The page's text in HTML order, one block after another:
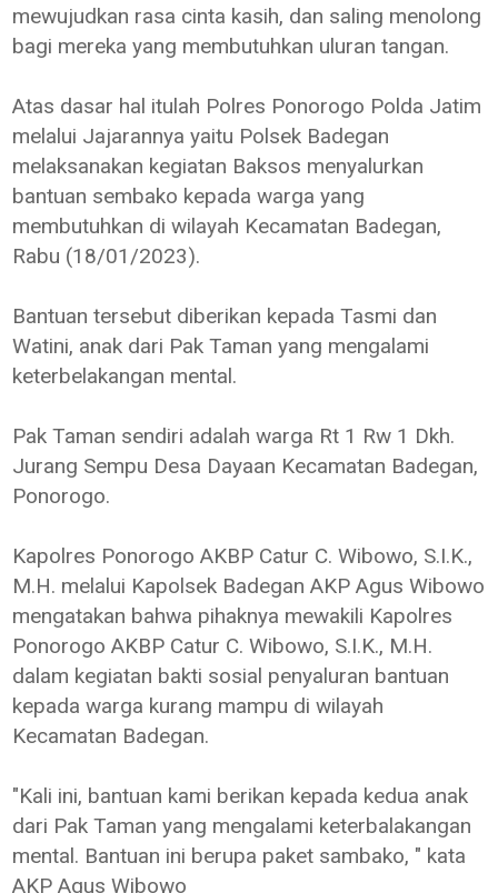
mewujudkan rasa cinta kasih, dan saling menolong
bagi mereka yang membutuhkan uluran tangan.
Atas dasar hal itulah Polres Ponorogo Polda Jatim
melalui Jajarannya yaitu Polsek Badegan
melaksanakan kegiatan Baksos menyalurkan
bantuan sembako kepada warga yang
membutuhkan di wilayah Kecamatan Badegan,
Rabu (18/01/2023).
Bantuan tersebut diberikan kepada Tasmi dan
Watini, anak dari Pak Taman yang mengalami
keterbelakangan mental.
Pak Taman sendiri adalah warga Rt 1 Rw 1 Dkh.
Jurang Sempu Desa Dayaan Kecamatan Badegan,
Ponorogo.
Kapolres Ponorogo AKBP Catur C. Wibowo, S.I.K.,
M.H. melalui Kapolsek Badegan AKP Agus Wibowo
mengatakan bahwa pihaknya mewakili Kapolres
Ponorogo AKBP Catur C. Wibowo, S.I.K., M.H.
dalam kegiatan bakti sosial penyaluran bantuan
kepada warga kurang mampu di wilayah
Kecamatan Badegan.
"Kali ini, bantuan kami berikan kepada kedua anak
dari Pak Taman yang mengalami keterbalakangan
mental. Bantuan ini berupa paket sambako, " kata
AKP Agus Wibowo